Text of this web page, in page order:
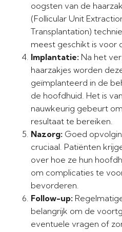
oogsten van de
(Follicular Unit
Transplantation)
meest geschikt is voor
Implantatie: Na het
haarzakjes worden
geïmplanteerd in de
de hoofdhuid. Het is
nauwkeurig gebeurt
resultaat te bereiken.
Nazorg: Goed
cruciaal. Patiënten
over hoe ze hun
om complicaties te
bevorderen.
Follow-up:
belangrijk om de
eventuele vragen of